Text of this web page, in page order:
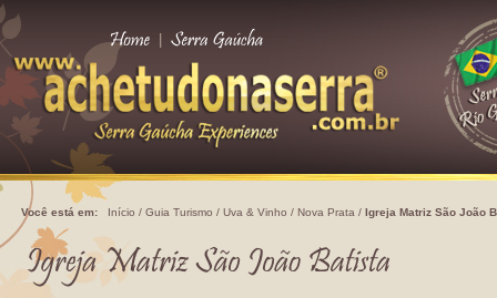
Você está em: Início / Guia Turismo / Uva & Vinho / Nova Prata / Igreja Matriz São João